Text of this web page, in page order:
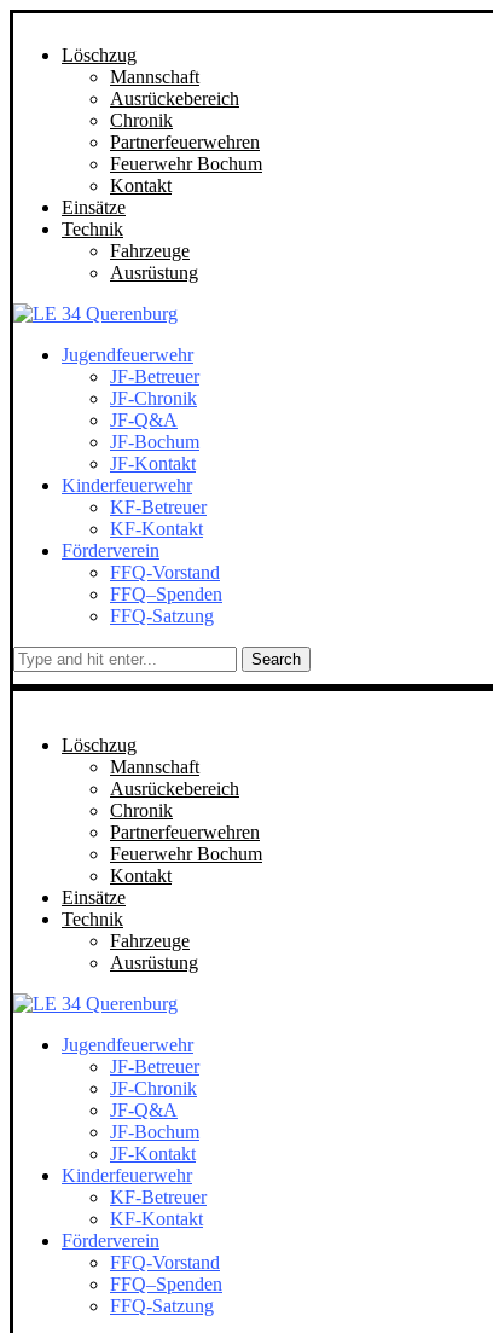
Löschzug
Mannschaft
Ausrückebereich
Chronik
Partnerfeuerwehren
Feuerwehr Bochum
Kontakt
Einsätze
Technik
Fahrzeuge
Ausrüstung
Jugendfeuerwehr
JF-Betreuer
JF-Chronik
JF-Q&A
JF-Bochum
JF-Kontakt
Kinderfeuerwehr
KF-Betreuer
KF-Kontakt
Förderverein
FFQ-Vorstand
FFQ–Spenden
FFQ-Satzung
Search
Löschzug
Mannschaft
Ausrückebereich
Chronik
Partnerfeuerwehren
Feuerwehr Bochum
Kontakt
Einsätze
Technik
Fahrzeuge
Ausrüstung
Jugendfeuerwehr
JF-Betreuer
JF-Chronik
JF-Q&A
JF-Bochum
JF-Kontakt
Kinderfeuerwehr
KF-Betreuer
KF-Kontakt
Förderverein
FFQ-Vorstand
FFQ–Spenden
FFQ-Satzung